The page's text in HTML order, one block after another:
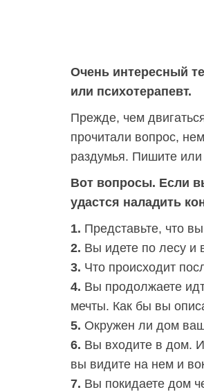
Очень интересный
или психотерапевт.
Прежде, чем
прочитали вопрос,
раздумья. Пишите или
Вот вопросы. Если
удастся наладить
1. Представьте, что
2. Вы идете по лесу и
3. Что происходит
4. Вы продолжаете
мечты. Как бы вы
5. Окружен ли дом
6. Вы входите в дом.
вы видите на нем и
7. Вы покидаете дом